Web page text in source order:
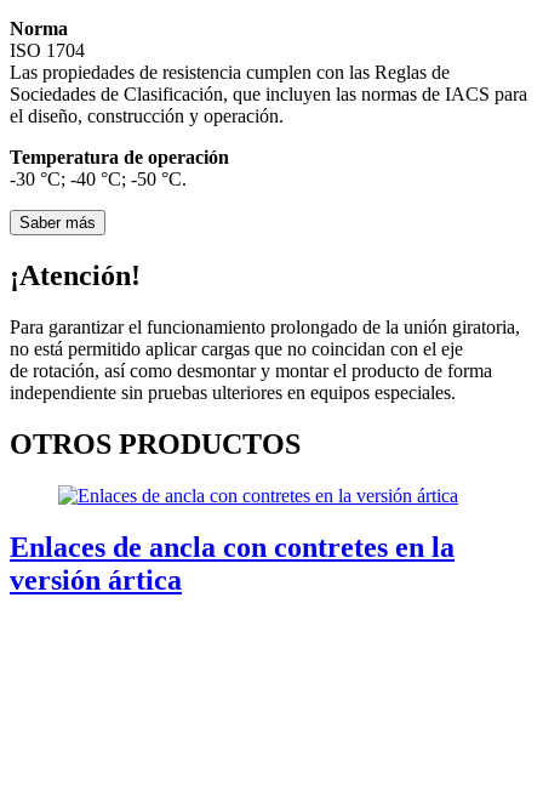
Norma
ISO 1704
Las propiedades de resistencia cumplen con las Reglas de
Sociedades de Clasificación, que incluyen las normas de IACS para
el diseño, construcción y operación.
Temperatura de operación
-30 °С; -40 °С; -50 °С.
Saber más
¡Atención!
Para garantizar el funcionamiento prolongado de la unión giratoria,
no está permitido aplicar cargas que no coincidan con el eje
de rotación, así como desmontar y montar el producto de forma
independiente sin pruebas ulteriores en equipos especiales.
OTROS PRODUCTOS
Enlaces de ancla con contretes en la
versión ártica